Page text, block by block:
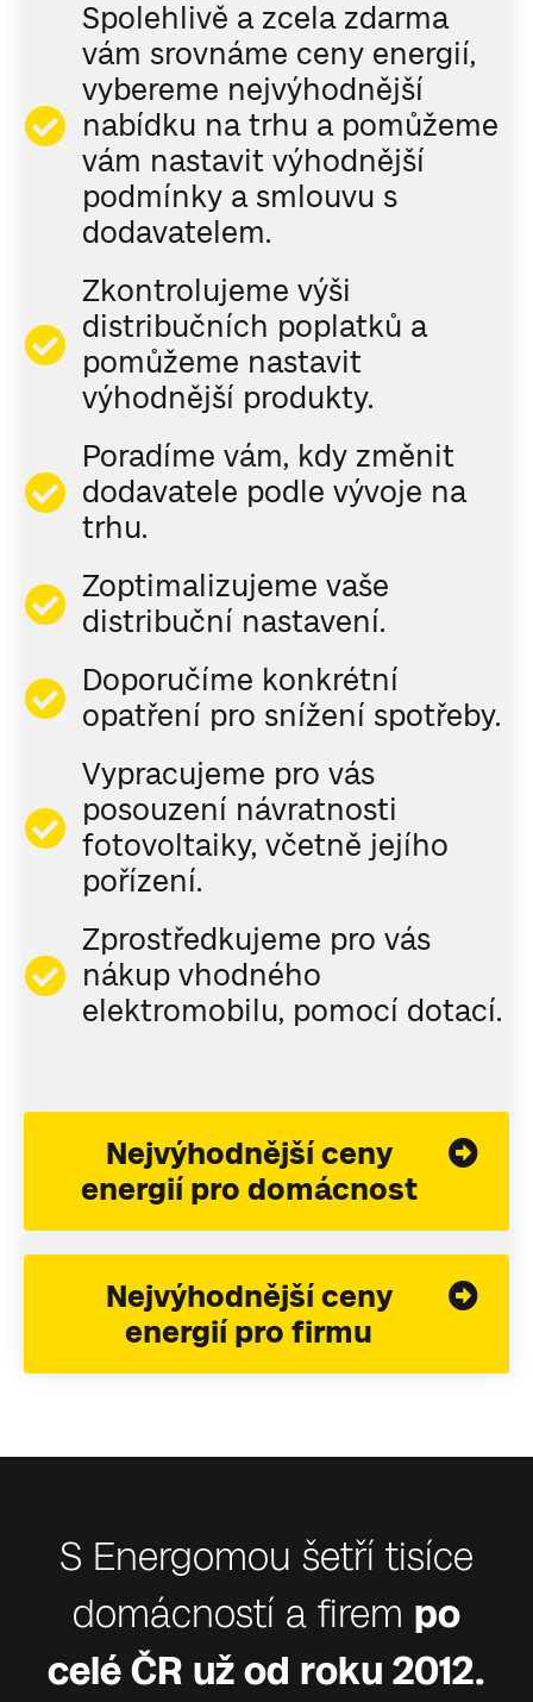
Spolehlivě a zcela zdarma
vám srovnáme ceny energií,
vybereme nejvýhodnější
nabídku na trhu a pomůžeme
vám nastavit výhodnější
podmínky a smlouvu s
dodavatelem.
Zkontrolujeme výši
distribučních poplatků a
pomůžeme nastavit
výhodnější produkty.
Poradíme vám, kdy změnit
dodavatele podle vývoje na
trhu.
Zoptimalizujeme vaše
distribuční nastavení.
Doporučíme konkrétní
opatření pro snížení spotřeby.
Vypracujeme pro vás
posouzení návratnosti
fotovoltaiky, včetně jejího
pořízení.
Zprostředkujeme pro vás
nákup vhodného
elektromobilu, pomocí dotací.
Nejvýhodnější ceny
energií pro domácnost
Nejvýhodnější ceny
energií pro firmu
S Energomou šetří tisíce
domácností a firem po
celé ČR už od roku 2012.